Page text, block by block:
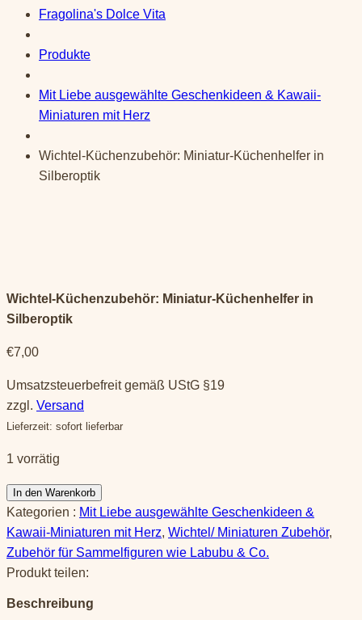
Fragolina's Dolce Vita
Produkte
Mit Liebe ausgewählte Geschenkideen & Kawaii-
Miniaturen mit Herz
Wichtel-Küchenzubehör: Miniatur-Küchenhelfer in
Silberoptik
Wichtel-Küchenzubehör: Miniatur-Küchenhelfer in
Silberoptik
€7,00
Umsatzsteuerbefreit gemäß UStG §19
zzgl. Versand
Lieferzeit: sofort lieferbar
1 vorrätig
Wichtel-
Küchenzubehör:
Miniatur-
Küchenhelfer
in
Menge
In den Warenkorb
Kategorien : Mit Liebe ausgewählte Geschenkideen &
Kawaii-Miniaturen mit Herz, Wichtel/ Miniaturen Zubehör,
Zubehör für Sammelfiguren wie Labubu & Co.
Produkt teilen:
Beschreibung